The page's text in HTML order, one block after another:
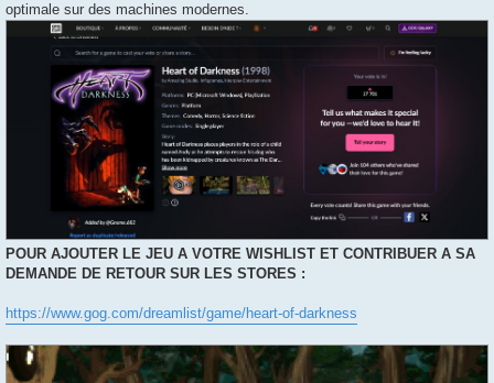
optimale sur des machines modernes.
POUR AJOUTER LE JEU A VOTRE WISHLIST ET CONTRIBUER A SA
DEMANDE DE RETOUR SUR LES STORES :
https://www.gog.com/dreamlist/game/heart-of-darkness